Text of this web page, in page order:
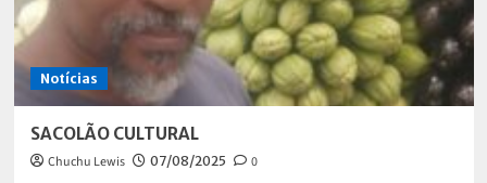
Notícias
SACOLÃO CULTURAL
Chuchu Lewis 07/08/2025 0